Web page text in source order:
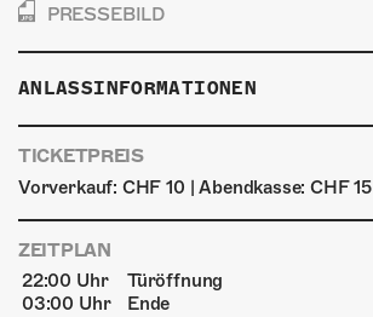
PRESSEBILD
ANLASSINFORMATIONEN
TICKETPREIS
Vorverkauf: CHF 10 | Abendkasse: CHF 15
ZEITPLAN
22:00 Uhr
Türöffnung
03:00 Uhr
Ende